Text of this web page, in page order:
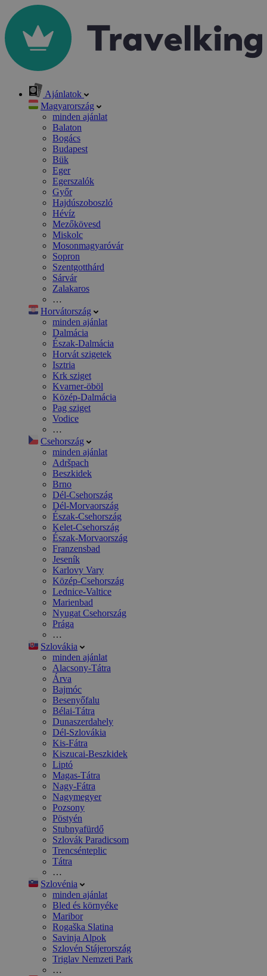
Ajánlatok
Magyarország
minden ajánlat
Balaton
Bogács
Budapest
Bük
Eger
Egerszalók
Győr
Hajdúszoboszló
Hévíz
Mezőkövesd
Miskolc
Mosonmagyaróvár
Sopron
Szentgotthárd
Sárvár
Zalakaros
…
Horvátország
minden ajánlat
Dalmácia
Észak-Dalmácia
Horvát szigetek
Isztria
Krk sziget
Kvarner-öböl
Közép-Dalmácia
Pag sziget
Vodice
…
Csehország
minden ajánlat
Adršpach
Beszkidek
Brno
Dél-Csehország
Dél-Morvaország
Észak-Csehország
Kelet-Csehország
Észak-Morvaország
Franzensbad
Jeseník
Karlovy Vary
Közép-Csehország
Lednice-Valtice
Marienbad
Nyugat Csehország
Prága
…
Szlovákia
minden ajánlat
Alacsony-Tátra
Árva
Bajmóc
Besenyőfalu
Bélai-Tátra
Dunaszerdahely
Dél-Szlovákia
Kis-Fátra
Kiszucai-Beszkidek
Liptó
Magas-Tátra
Nagy-Fátra
Nagymegyer
Pozsony
Pöstyén
Stubnyafürdő
Szlovák Paradicsom
Trencsénteplic
Tátra
…
Szlovénia
minden ajánlat
Bled és környéke
Maribor
Rogaška Slatina
Savinja Alpok
Szlovén Stájerország
Triglav Nemzeti Park
…